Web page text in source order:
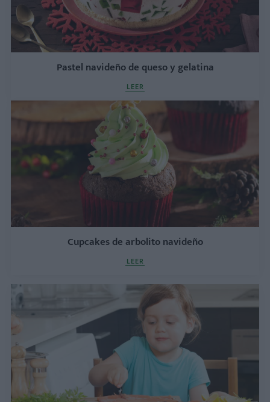
Pastel navideño de queso y gelatina
LEER
Cupcakes de arbolito navideño
LEER